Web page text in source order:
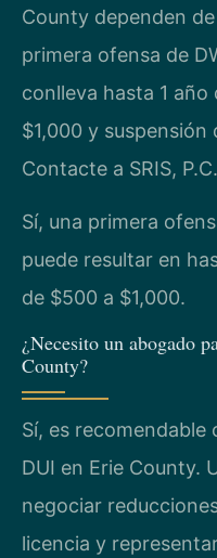
County dependen
primera ofensa de
conlleva hasta 1
$1,000 y suspensión
Contacte a SRIS,
Sí, una primera
puede resultar en
de $500 a $1,000.
¿Necesito un abogado
County?
Sí, es
DUI en Erie County.
negociar
licencia y